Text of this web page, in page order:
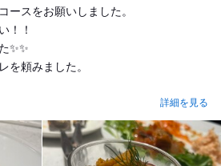
ースをお願いしました。
！！
✨✨
を頼みました。
詳細を見る